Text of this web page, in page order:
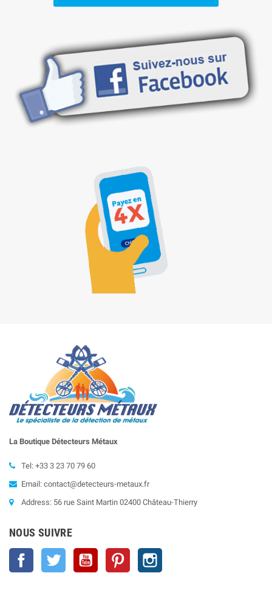
La Boutique Détecteurs Métaux
Tel: +33 3 23 70 79 60
Email: contact@detecteurs-metaux.fr
Address: 56 rue Saint Martin 02400 Château-Thierry
NOUS SUIVRE
Facebook Twitter YouTube Pinterest